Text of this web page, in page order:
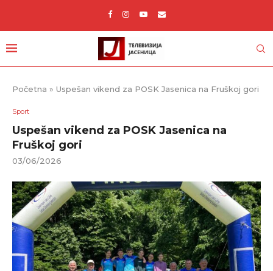
Početna » Uspešan vikend za POSK Jasenica na Fruškoj gori
Sport
Uspešan vikend za POSK Jasenica na
Fruškoj gori
03/06/2026